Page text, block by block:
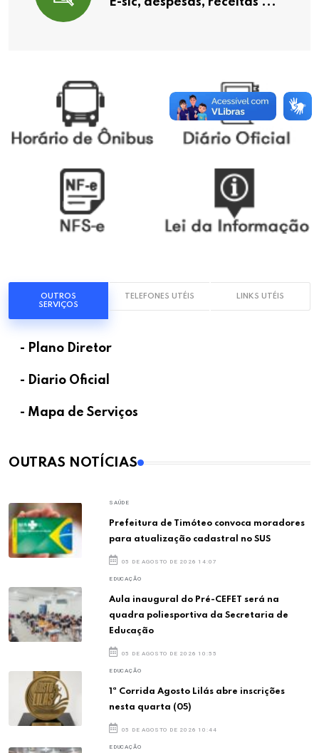
OUTROS
SERVIÇOS
TELEFONES UTÉIS LINKS UTÉIS
- Plano Diretor
- Diario Oficial
- Mapa de Serviços
OUTRAS NOTÍCIAS
SAÚDE
Prefeitura de Timóteo convoca moradores
para atualização cadastral no SUS
05 DE AGOSTO DE 2026 14:07
EDUCAÇÃO
Aula inaugural do Pré-CEFET será na
quadra poliesportiva da Secretaria de
Educação
05 DE AGOSTO DE 2026 10:55
EDUCAÇÃO
1ª Corrida Agosto Lilás abre inscrições
nesta quarta (05)
05 DE AGOSTO DE 2026 10:44
EDUCAÇÃO